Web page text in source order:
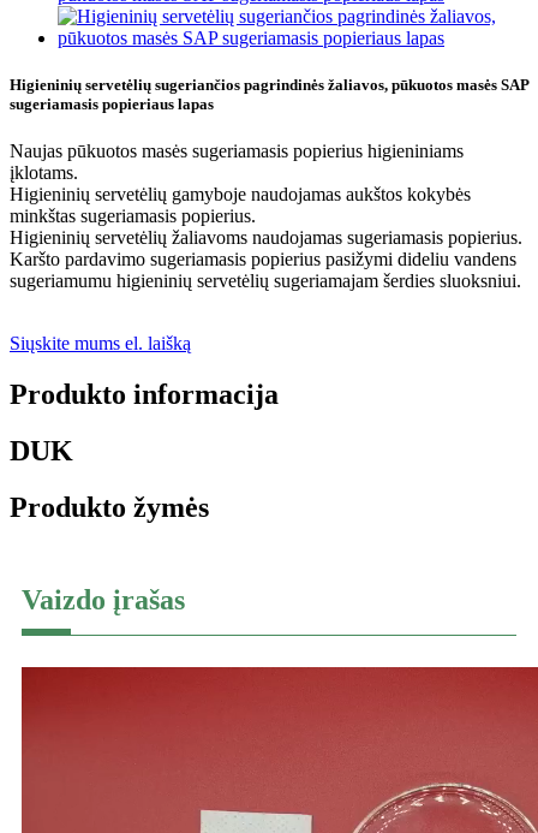
Higieninių servetėlių sugeriančios pagrindinės žaliavos, pūkuotos masės SAP
sugeriamasis popieriaus lapas
Naujas pūkuotos masės sugeriamasis popierius higieniniams
įklotams.
Higieninių servetėlių gamyboje naudojamas aukštos kokybės
minkštas sugeriamasis popierius.
Higieninių servetėlių žaliavoms naudojamas sugeriamasis popierius.
Karšto pardavimo sugeriamasis popierius pasižymi dideliu vandens
sugeriamumu higieninių servetėlių sugeriamajam šerdies sluoksniui.
Siųskite mums el. laišką
Produkto informacija
DUK
Produkto žymės
Vaizdo įrašas